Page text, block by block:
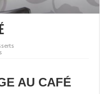
AU CAFÉ